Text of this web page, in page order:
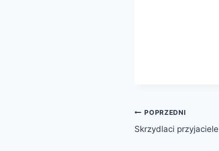
Nawigacja
wpisu
POPRZEDNI
Skrzydlaci